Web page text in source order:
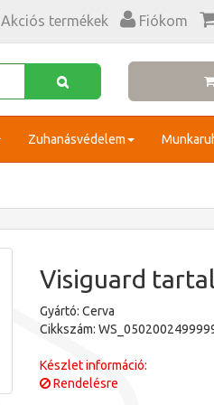
Akciós termékek Fiókom
Zuhanásvédelem
Visiguard
Gyártó: Cerva
Cikkszám:
Készlet információ:
Rendelésre